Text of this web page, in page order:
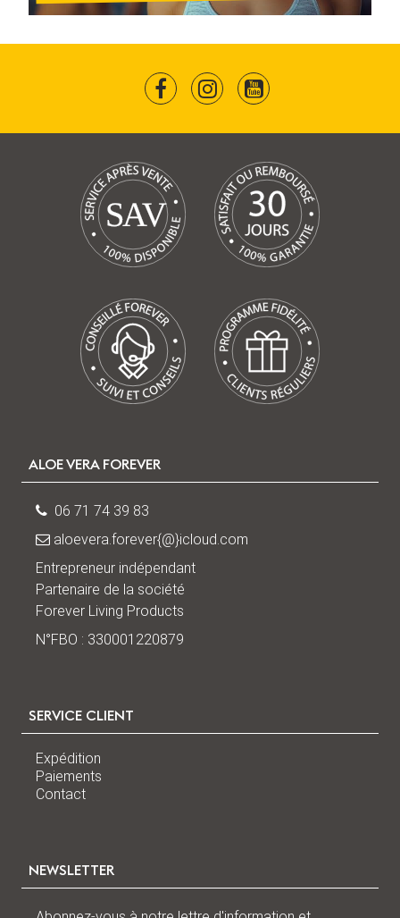
SAV
SERVICE CLIENT
Expédition
Paiements
Contact
ALOE VERA FOREVER
06 71 74 39 83
aloevera.forever{@}icloud.com
Entrepreneur indépendant
Partenaire de la société
Forever Living Products
N°FBO : 330001220879
NEWSLETTER